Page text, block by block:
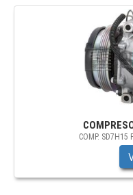
COMP. SD7H15